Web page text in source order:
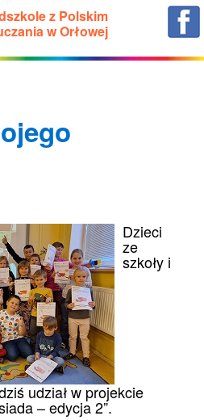
z Polskim
w Orłowej
Dzieci
ze
szkoły i
udział w projekcie
– edycja 2”.